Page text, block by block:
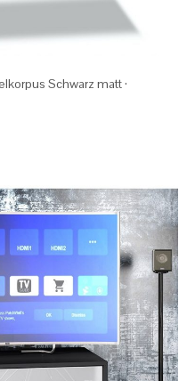
Schwarz matt ·